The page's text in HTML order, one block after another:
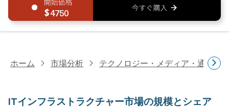
4750
ホーム 市場分析 テクノロジー・メディア・通信研
ITインフラストラクチャー市場の規模とシェア